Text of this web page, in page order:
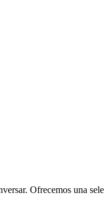
Ofrecemos una